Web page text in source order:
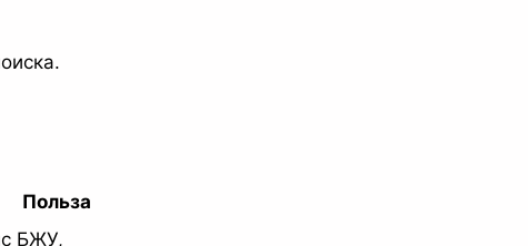
Польза
БЖУ,